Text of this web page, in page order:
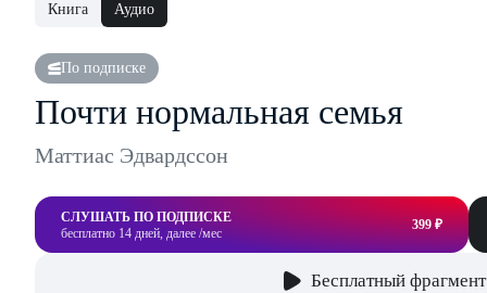
Книга Аудио
По подписке
Почти нормальная семья
Маттиас Эдвардссон
СЛУШАТЬ ПО ПОДПИСКЕ
бесплатно 14 дней, далее /мес
399 ₽
Бесплатный фрагмент